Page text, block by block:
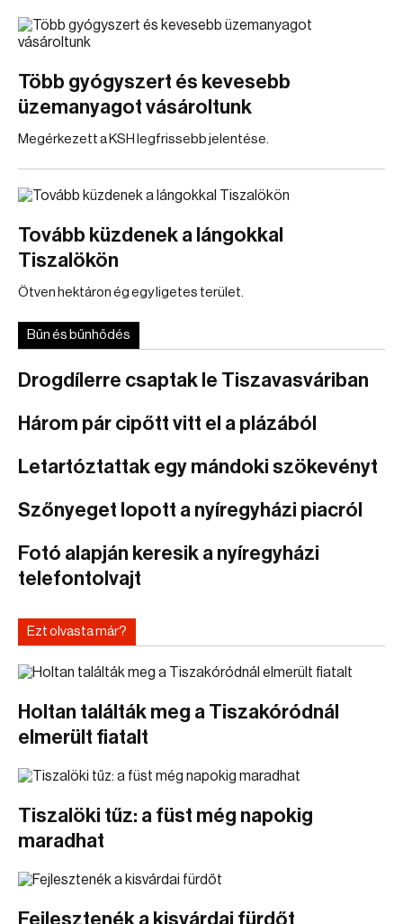
Több gyógyszert és kevesebb
üzemanyagot vásároltunk
Megérkezett a KSH legfrissebb jelentése.
Tovább küzdenek a lángokkal
Tiszalökön
Ötven hektáron ég egy ligetes terület.
Bűn és bűnhődés
Drogdílerre csaptak le Tiszavasváriban
Három pár cipőtt vitt el a plázából
Letartóztattak egy mándoki szökevényt
Szőnyeget lopott a nyíregyházi piacról
Fotó alapján keresik a nyíregyházi
telefontolvajt
Ezt olvasta már?
Holtan találták meg a Tiszakóródnál
elmerült fiatalt
Tiszalöki tűz: a füst még napokig
maradhat
Fejlesztenék a kisvárdai fürdőt